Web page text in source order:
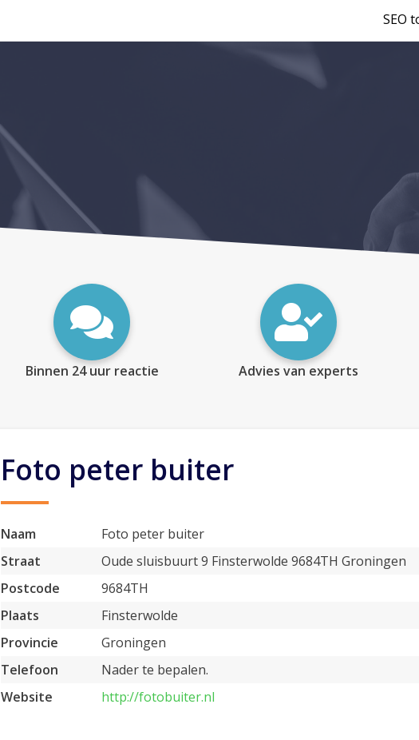
SEO
Binnen 24 uur reactie Advies van experts
Foto peter buiter
Naam
Foto peter buiter
Straat
Oude sluisbuurt 9 Finsterwolde 9684TH Groningen
Postcode
9684TH
Plaats
Finsterwolde
Provincie
Groningen
Telefoon
Nader te bepalen.
Website
http://fotobuiter.nl